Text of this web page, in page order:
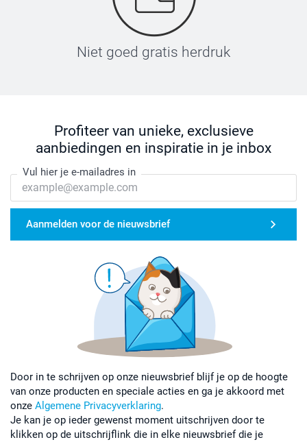
Niet goed gratis herdruk
Profiteer van unieke, exclusieve
aanbiedingen en inspiratie in je inbox
Vul hier je e-mailadres in
Aanmelden voor de nieuwsbrief
Door in te schrijven op onze nieuwsbrief blijf je op de hoogte
van onze producten en speciale acties en ga je akkoord met
onze Algemene Privacyverklaring.
Je kan je op ieder gewenst moment uitschrijven door te
klikken op de uitschrijflink die in elke nieuwsbrief die je